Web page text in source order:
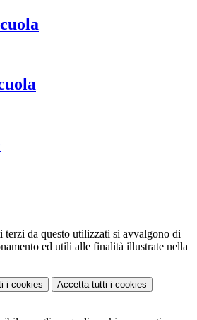
terzi da questo utilizzati si avvalgono di
ed utili alle finalità illustrate nella
i cookies Accetta tutti i cookies